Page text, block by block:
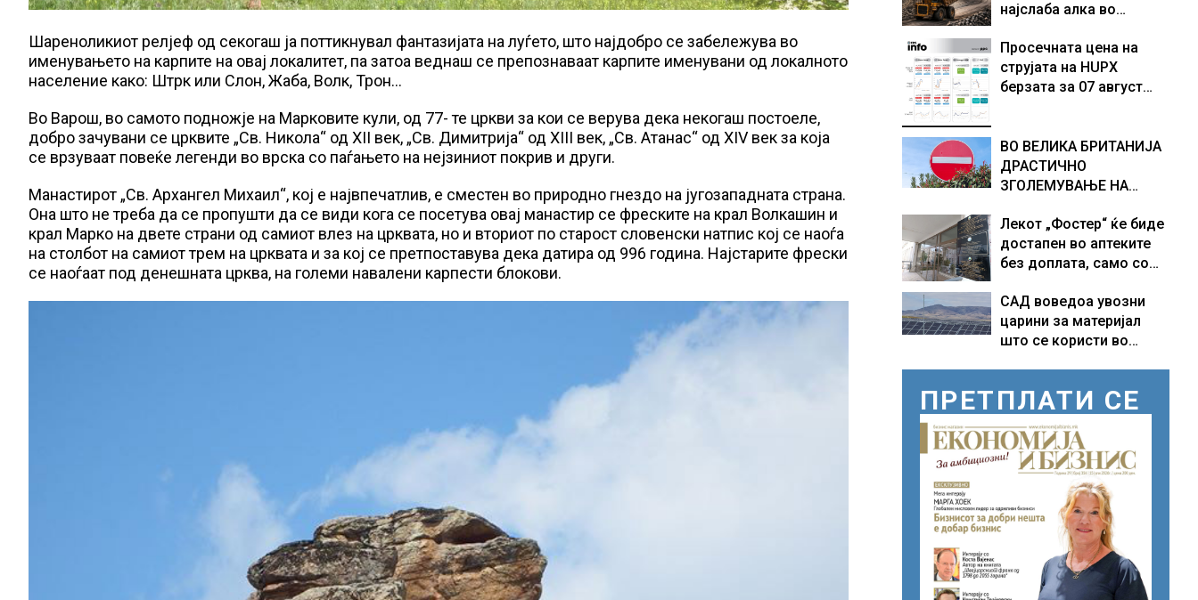
Шареноликиот релјеф од секогаш ја поттикнувал фантазијата на луѓето, што најдобро се забележува во
именувањето на карпите на овај локалитет, па затоа веднаш се препознаваат карпите именувани од локалното
население како: Штрк или Слон, Жаба, Волк, Трон…
Во Варош, во самото подножје на Марковите кули, од 77- те цркви за кои се верува дека некогаш постоеле,
добро зачувани се црквите „Св. Никола“ од XII век, „Св. Димитрија“ од XIII век, „Св. Атанас“ од XIV век за која
се врзуваат повеќе легенди во врска со паѓањето на нејзиниот покрив и други.
Манастирот „Св. Архангел Михаил“, кој е највпечатлив, е сместен во природно гнездо на југозападната страна.
Она што не треба да се пропушти да се види кога се посетува овај манастир се фреските на крал Волкашин и
крал Марко на двете страни од самиот влез на црквата, но и вториот по старост словенски натпис кој се наоѓа
на столбот на самиот трем на црквата и за кој се претпоставува дека датира од 996 година. Најстарите фрески
се наоѓаат под денешната црква, на големи навалени карпести блокови.
најслаба алка во
потенцијалот за нови
инвестиции
Просечната цена на
струјата на HUPX
берзата за 07 август
МЕМО 153,56 евра за
мегават час
ВО ВЕЛИКА БРИТАНИЈА
ДРАСТИЧНО
ЗГОЛЕМУВАЊЕ НА
РАБОТНИЦИ НА ЦРНО
Лекот „Фостер“ ќе биде
достапен во аптеките
без доплата, само со
партиципација
САД воведоа увозни
царини за материјал
што се користи во
ПРЕТПЛАТИ СЕ